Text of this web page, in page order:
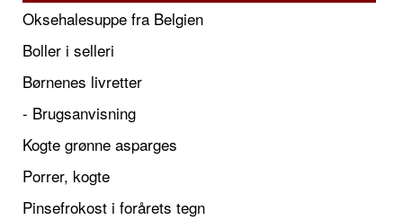
Oksehalesuppe fra Belgien
Boller i selleri
Børnenes livretter
- Brugsanvisning
Kogte grønne asparges
Porrer, kogte
Pinsefrokost i forårets tegn